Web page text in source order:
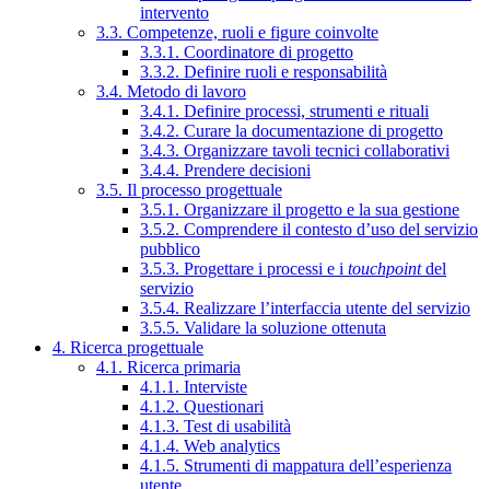
intervento
3.3. Competenze, ruoli e figure coinvolte
3.3.1. Coordinatore di progetto
3.3.2. Definire ruoli e responsabilità
3.4. Metodo di lavoro
3.4.1. Definire processi, strumenti e rituali
3.4.2. Curare la documentazione di progetto
3.4.3. Organizzare tavoli tecnici collaborativi
3.4.4. Prendere decisioni
3.5. Il processo progettuale
3.5.1. Organizzare il progetto e la sua gestione
3.5.2. Comprendere il contesto d’uso del servizio
pubblico
3.5.3. Progettare i processi e i touchpointdel
servizio
3.5.4. Realizzare l’interfaccia utente del servizio
3.5.5. Validare la soluzione ottenuta
4. Ricerca progettuale
4.1. Ricerca primaria
4.1.1. Interviste
4.1.2. Questionari
4.1.3. Test di usabilità
4.1.4. Web analytics
4.1.5. Strumenti di mappatura dell’esperienza
utente